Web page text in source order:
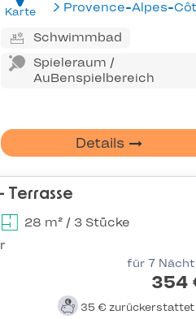
Karte
Schwimmbad
Spieleraum /
AuBenspielbereich
Details
Terrasse
28 m² / 3 Stücke
für 7
354
35 € zurückerstattet